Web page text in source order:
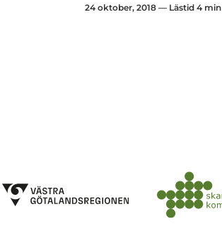
24 oktober, 2018 — Lästid 4 min